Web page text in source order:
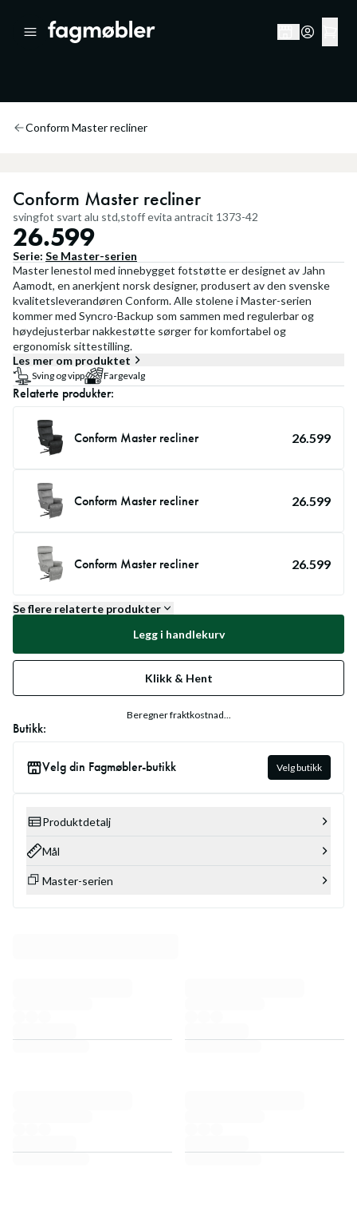
Conform Master recliner
Conform Master recliner
svingfot svart alu std,stoff evita antracit 1373-42
26.599
Serie: Se Master-serien
Master lenestol med innebygget fotstøtte er designet av Jahn
Aamodt, en anerkjent norsk designer, produsert av den svenske
kvalitetsleverandøren Conform. Alle stolene i Master-serien
kommer med Syncro-Backup som sammen med regulerbar og
høydejusterbar nakkestøtte sørger for komfortabel og
ergonomisk sittestilling.
Les mer om produktet
Sving og vipp Fargevalg
Relaterte produkter:
Conform Master recliner 26.599
Conform Master recliner 26.599
Conform Master recliner 26.599
Se flere relaterte produkter
Legg i handlekurv
Klikk & Hent
Beregner fraktkostnad...
Butikk:
Velg din Fagmøbler-butikk Velg butikk
Produktdetalj
Mål
Master-serien